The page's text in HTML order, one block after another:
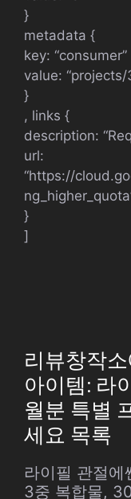
}
metadata {
key: “consumer”
value:
}
, links {
description:
url:
“https://
}
]
리뷰창작소
아이템: 라
월분 특별
세요 목록
라이필 관절
3중 복합물,